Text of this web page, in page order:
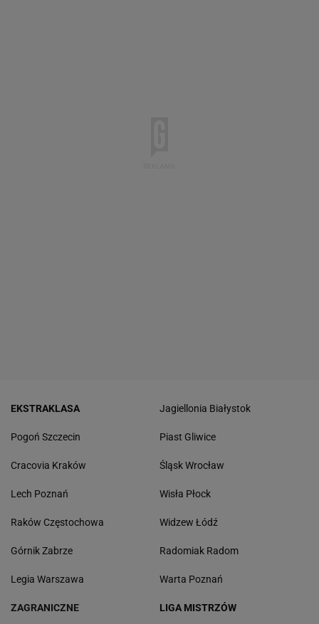
EKSTRAKLASA
Pogoń Szczecin
Cracovia Kraków
Lech Poznań
Raków Częstochowa
Górnik Zabrze
Legia Warszawa
Jagiellonia Białystok
Piast Gliwice
Śląsk Wrocław
Wisła Płock
Widzew Łódź
Radomiak Radom
Warta Poznań
ZAGRANICZNE LIGA MISTRZÓW